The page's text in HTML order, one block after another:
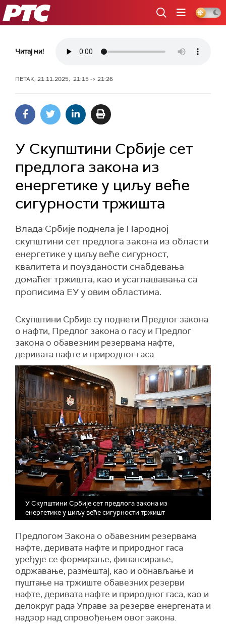
РТС
Читај ми!
ПЕТАК, 21.11.2025, 21:15 -> 21:26
У Скупштини Србије сет
предлога закона из
енергетике у циљу веће
сигурности тржиштa
Влада Србије поднела је Народној
скупштини сет предлога закона из области
енергетике у циљу веће сигурност,
квалитета и поузданости снабдевања
домаћег тржишта, као и усаглашавања са
прописима ЕУ у овим областима.
Скупштини Србије су поднети Предлог закона
о нафти, Предлог закона о гасу и Предлог
закона о обавезним резервама нафте,
деривата нафте и природног гаса.
У Скупштини Србије сет предлога закона из
енергетике у циљу веће сигурности тржишт
Предлогом Закона о обавезним резервама
нафте, деривата нафте и природног гаса
уређује се формирање, финансирање,
одржавање, размештај, као и обнављање и
пуштање на тржиште обавезних резерви
нафте, деривата нафте и природног гаса, као и
делокруг рада Управе за резерве енергената и
надзор над спровођењем овог закона.